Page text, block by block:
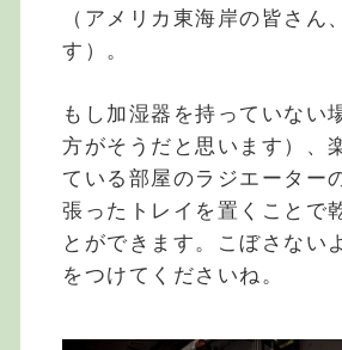
（アメリカ東海岸の皆さん
す）。
もし加湿器を持っていない
方がそうだと思います）、
ている部屋のラジエーター
張ったトレイを置くことで
とができます。こぼさない
をつけてくださいね。